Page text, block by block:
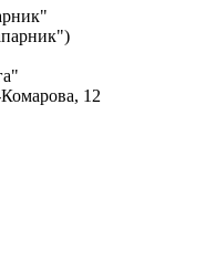
12